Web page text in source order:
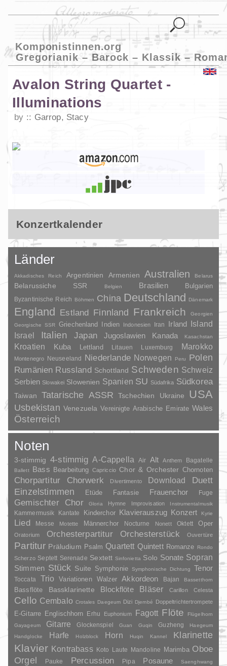
Komponistinnen.org
Gregorianik – Barock – Klassik –
Avalon String Quartet -
Illuminations
by Garrop, Stacy
Konzertkalender
Länder
Akkadisches Reich Argentinien Armenien Australien Belarus
Belarussiche SSR Belgien Brasilien Bulgarien
Byzantinische Reich Böhmen China Deutschland Dänemark
England Estland Finnland Frankreich
Georgien
Georgische SSR
Griechenland Indien Indonesien Iran Irland
Island
Israel
Italien Japan Jugoslawien Kanada Kasachstan
Kroatien Kuba Lettland Litauen Luxemburg Marokko
Montenegro Neuseeland Niederlande Norwegen Peru
Polen
Rumänien Russland Schottland Schweden Schweiz
Serbien Slowakei Slowenien Spanien SU Südafrika Südkorea
Taiwan Tatarische ASSR Tschechien Ukraine USA
Usbekistan Venezuela Vereinigte Arabische Emirate Wales
Österreich
Noten
3-stimmig 4-stimmig A-Cappella Air Alt Anthem Bagatelle
Ballett Bass Bearbeitung Capriccio Chor & Orchester Chornoten
Chorpartitur Chorwerk Divertimento Download
Duett
Einzelstimmen
Etüde Fantasie Frauenchor Fuge
Gemischter Chor Gloria Hymne Improvisation Instrumentalmusik
Kammermusik Kantate Kinderchor Klavierauszug Konzert Kyrie
Lied Messe Motette Männerchor Nocturne Nonett Oktett Oper
Oratorium Orchesterpartitur Orchesterstück Ouvertüre
Partitur Präludium Psalm Quartett Quintett Romanze Rondo
Scherzo Septett Serenade Sextett Sinfonietta Solo Sonate Sopran
Stimmen Stück Suite Symphonie Symphonische Dichtung Tenor
Toccata Trio Variationen Walzer Akkordeon Bajan Bassetthorn
Bassflöte Bassklarinette Blockflöte Bläser Carillon Celesta
Cello Cembalo Crotales Daegeum Dizi Djembé Doppeltrichtertrompete
E-Gitarre Englischhorn Erhu Euphonium Fagott Flöte
Flügelhorn
Gayageum
Gitarre Glockenspiel Guan Guqin Guzheng
Haegeum
Handglocke
Harfe Holzblock Horn Huqin Kannel Klarinette
Klavier Kontrabass Koto Laute Mandoline Marimba Oboe
Orgel Pauke Percussion Pipa Posaune Saenghwang